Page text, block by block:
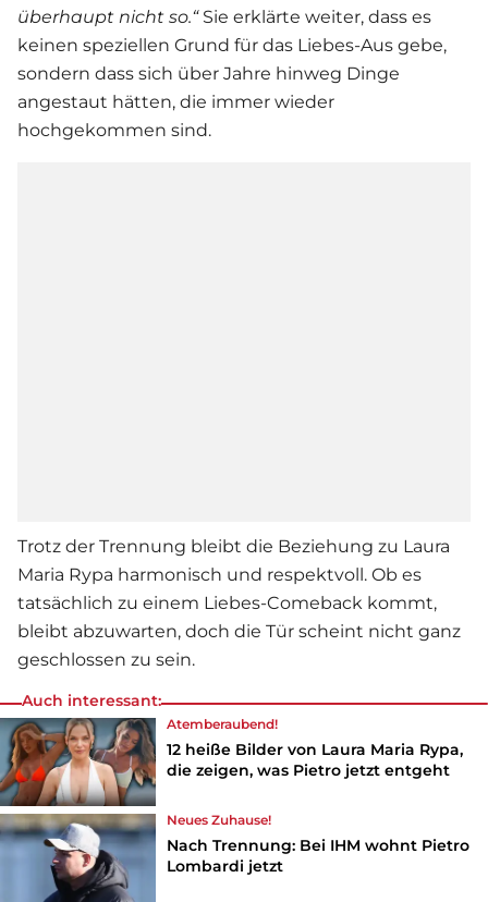
überhaupt nicht so.“Sie erklärte weiter, dass es
keinen speziellen Grund für das Liebes-Aus gebe,
sondern dass sich über Jahre hinweg Dinge
angestaut hätten, die immer wieder
hochgekommen sind.
Trotz der Trennung bleibt die Beziehung zu Laura
Maria Rypa harmonisch und respektvoll. Ob es
tatsächlich zu einem Liebes-Comeback kommt,
bleibt abzuwarten, doch die Tür scheint nicht ganz
geschlossen zu sein.
Auch interessant:
Atemberaubend!
12 heiße Bilder von Laura Maria Rypa,
die zeigen, was Pietro jetzt entgeht
Neues Zuhause!
Nach Trennung: Bei IHM wohnt Pietro
Lombardi jetzt